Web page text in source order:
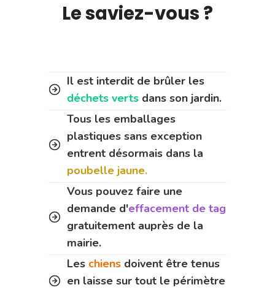
Le saviez-vous ?
Il est interdit de brûler les
déchets verts dans son jardin.
Tous les emballages
plastiques sans exception
entrent désormais dans la
poubelle jaune.
Vous pouvez faire une
demande d'effacement de tag
gratuitement auprès de la
mairie.
Les chiens doivent être tenus
en laisse sur tout le périmètre